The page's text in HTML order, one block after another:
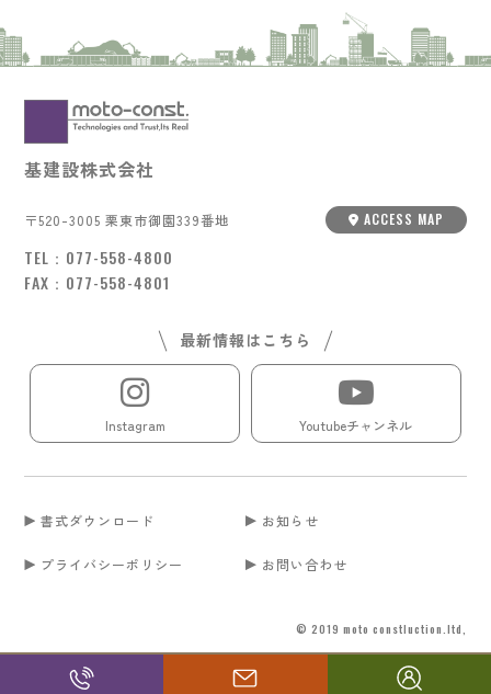
基建設株式会社
〒520-3005 栗東市御園339番地 ACCESS MAP
TEL： 077-558-4800
FAX：077-558-4801
最新情報はこちら
Instagram Youtubeチャンネル
書式ダウンロード お知らせ
プライバシーポリシー お問い合わせ
© 2019 moto constluction.ltd,